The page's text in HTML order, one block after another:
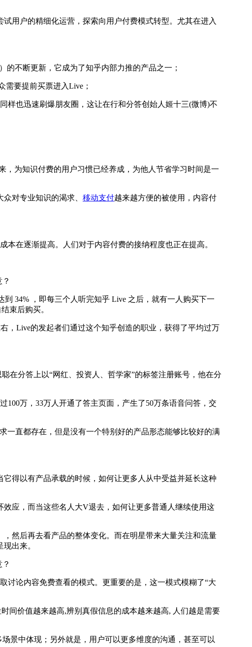
用户的精细化运营，探索向用户付费模式转型。尤其在进入
不断更新，它成为了知乎内部力推的产品之一；
要提前买票进入Live；
也迅速刷爆朋友圈，这让在行和分答创始人姬十三(微博)不
为知识付费的用户习惯已经养成，为他人节省学习时间是一
对专业知识的渴求、 移动支付越来越方便的被使用，内容付
在逐渐提高。人们对于内容付费的接纳程度也正在提高。
34% ，即每三个人听完知乎 Live 之后，就有一人购买下一
束后购买。
Live的发起者们通过这个知乎创造的职业，获得了平均过万
分答上以“网红、投资人、哲学家”的标签注册账号，他在分
万，33万人开通了答主页面，产生了50万条语音问答，交
直都存在，但是没有一个特别好的产品形态能够比较好的满
得以有产品承载的时候，如何让更多人从中受益并延长这种
应，而当这些名人大V退去，如何让更多普通人继续使用这
然后再去看产品的整体变化。而在明星带来大量关注和流量
出来。
论内容免费查看的模式。更重要的是，这一模式模糊了“大
价值越来越高,辨别真假信息的成本越来越高, 人们越是需要
中体现；另外就是，用户可以更多维度的沟通，甚至可以